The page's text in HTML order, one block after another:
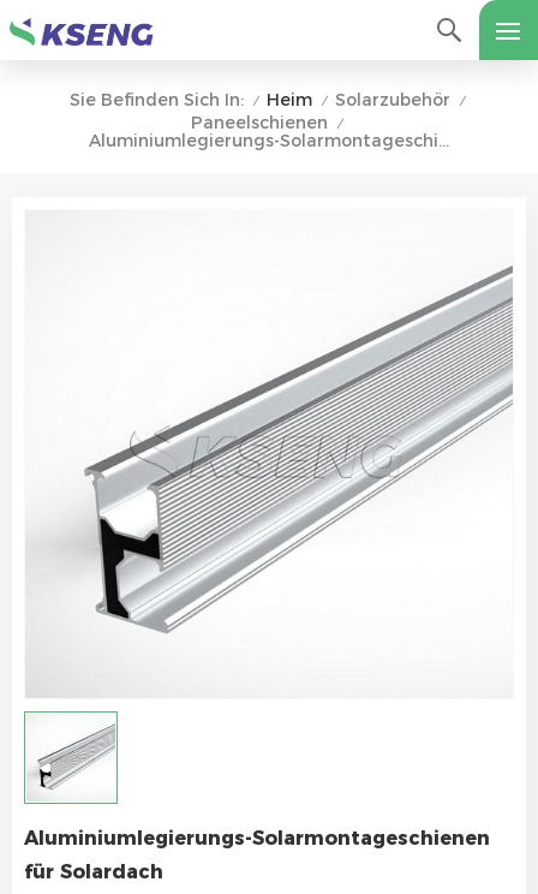
Sie Befinden Sich In: / Heim / Solarzubehör /
Paneelschienen /
Aluminiumlegierungs-Solarmontageschienen Für Solardach
Aluminiumlegierungs-Solarmontageschienen
für Solardach